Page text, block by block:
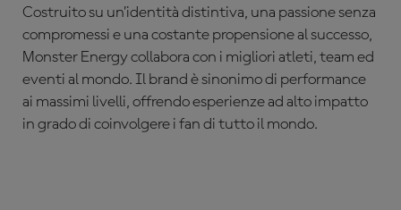
Costruito su un’identità distintiva, una passione senza
compromessi e una costante propensione al successo,
Monster Energy collabora con i migliori atleti, team ed
eventi al mondo. Il brand è sinonimo di performance
ai massimi livelli, offrendo esperienze ad alto impatto
in grado di coinvolgere i fan di tutto il mondo.